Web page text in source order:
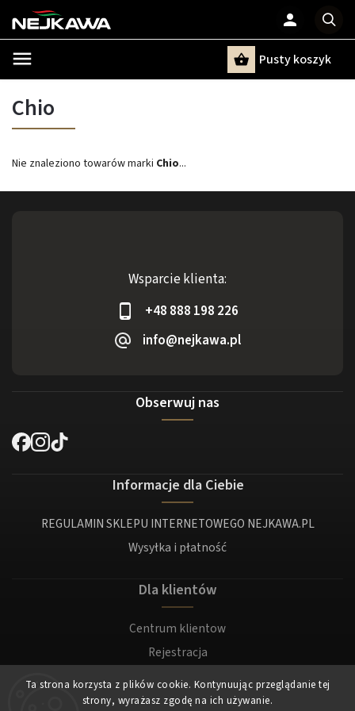
Ta strona korzysta z plików cookie. Kontynuując przeglądanie tej
strony, wyrażasz zgodę na ich używanie.
Pusty koszyk
Chio
Nie znaleziono towarów marki Chio...
Wsparcie klienta:
+48 888 198 226
info@nejkawa.pl
Obserwuj nas
Informacje dla Ciebie
REGULAMIN SKLEPU INTERNETOWEGO NEJKAWA.PL
Wysyłka i płatność
Dla klientów
Centrum klientow
Rejestracja
Zaloguj sie